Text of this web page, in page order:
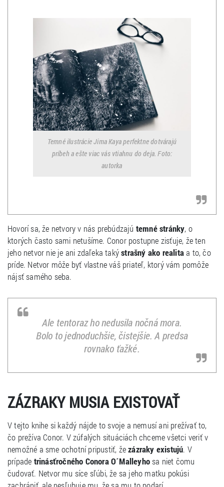
Temné ilustrácie Jima Kaya perfektne dotvárajú
príbeh a ešte viac vás vtiahnu do deja. Foto:
autorka
Hovorí sa, že netvory v nás prebúdzajú temné stránky, o
ktorých často sami netušíme. Conor postupne zisťuje, že ten
jeho netvor nie je ani zdaľeka takýstrašný ako realitaa to, čo
príde. Netvor môže byť vlastne váš priateľ, ktorý vám pomôže
nájsť samého seba.
Ale tentoraz ho nedusila nočná mora.
Bolo to jednoduchšie, čistejšie. A predsa
rovnako ťažké.
ZÁZRAKY MUSIA EXISTOVAŤ
V tejto knihe si každý nájde to svoje a nemusí ani prežívať to,
čo prežíva Conor. V zúfalých situáciách chceme všetci veriť v
nemožné a sme ochotní pripustiť, žezázraky existujú. V
prípade trinásťročného Conora O´Malleyhosa niet čomu
čudovať. Netvor mu síce sľúbi, že sa jeho matku pokúsi